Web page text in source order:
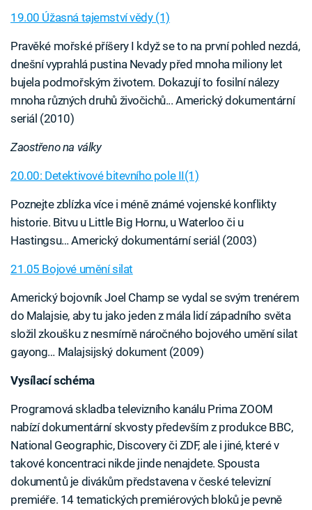
19.00 Úžasná tajemství vědy (1)
Pravěké mořské příšery I když se to na první pohled nezdá,
dnešní vyprahlá pustina Nevady před mnoha miliony let
bujela podmořským životem. Dokazují to fosilní nálezy
mnoha různých druhů živočichů... Americký dokumentární
seriál (2010)
Zaostřeno na války
20.00: Detektivové bitevního pole II(1)
Poznejte zblízka více i méně známé vojenské konflikty
historie. Bitvu u Little Big Hornu, u Waterloo či u
Hastingsu… Americký dokumentární seriál (2003)
21.05 Bojové umění silat
Americký bojovník Joel Champ se vydal se svým trenérem
do Malajsie, aby tu jako jeden z mála lidí západního světa
složil zkoušku z nesmírně náročného bojového umění silat
gayong… Malajsijský dokument (2009)
Vysílací schéma
Programová skladba televizního kanálu Prima ZOOM
nabízí dokumentární skvosty především z produkce BBC,
National Geographic, Discovery či ZDF, ale i jiné, které v
takové koncentraci nikde jinde nenajdete. Spousta
dokumentů je divákům představena v české televizní
premiéře. 14 tematických premiérových bloků je pevně